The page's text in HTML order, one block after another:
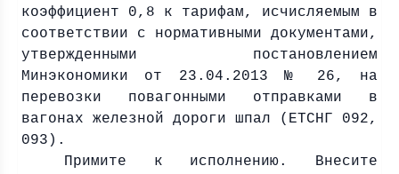
коэффициент 0,8 к тарифам, исчисляемым в
соответствии с нормативными документами,
утвержденными постановлением
Минэкономики от 23.04.2013 № 26, на
перевозки повагонными отправками в
вагонах железной дороги шпал (ЕТСНГ 092,
093).
Примите к исполнению. Внесите